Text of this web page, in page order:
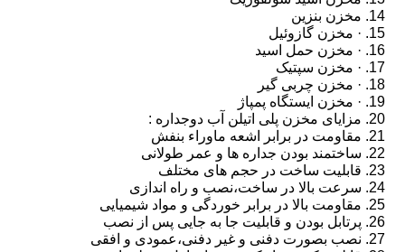
مخزن بنزین
· مخزن گازوئیل
· مخزن حمل اسید
· مخزن سپتیک
· مخزن چربی گیر
· مخزن ایستگاه پمپاژ
مزایای مخزن پلی اتیلن آب دوجداره :
مقاومت در برابر اشعه ماوراء بنفش
ساختمند بودن جداره ها و عمر طولانی
قابلیت ساخت در حجم های مختلف
سرعت بالا در ساخت،نصب و راه اندازی
مقاومت بالا در برابر خوردگی و مواد شیمیایی
پرتابل بودن و قابلیت جا به جایی پس از نصب
نصب بصورت دفنی و غیر دفنی،عمودی و افقی